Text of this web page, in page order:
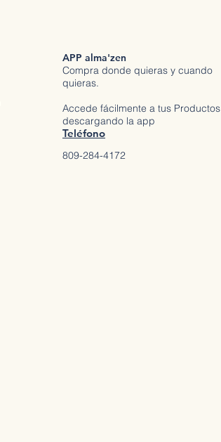
APP alma'zen
Compra donde quieras y cuando
quieras.
Accede fácilmente a tus Productos
descargando la app
Teléfono
809-284-4172